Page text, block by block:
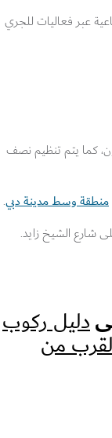
عبر فعاليات للجري
لمسافة 10 كلم وصولاً إلى الماراثون، كما يتم تنظيم نصف
منطقة وسط مدينة دبي.
شارع الشيخ زايد.
دليل ركوب
من